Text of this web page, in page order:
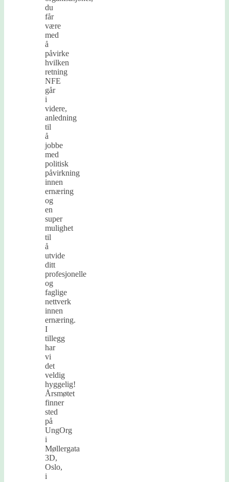
du
får
være
med
å
påvirke
hvilken
retning
NFE
går
i
videre,
anledning
til
å
jobbe
med
politisk
påvirkning
innen
ernæring
og
en
super
mulighet
til
å
utvide
ditt
profesjonelle
og
faglige
nettverk
innen
ernæring.
I
tillegg
har
vi
det
veldig
hyggelig!
Årsmøtet
finner
sted
på
UngOrg
i
Møllergata
3D,
Oslo,
i